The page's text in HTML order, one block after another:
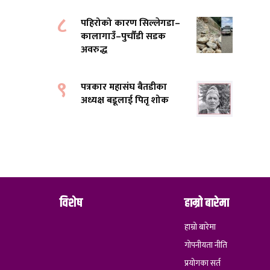
८
पहिरोको कारण सिल्लेगडा–
कालागाउँ–पुर्चौंडी सडक
अवरुद्ध
९
पत्रकार महासंघ बैतडीका
अध्यक्ष बडूलाई पितृ शोक
विशेष हाम्रो बारेमा
हाम्रो बारेमा
गोपनीयता नीति
प्रयोगका सर्त